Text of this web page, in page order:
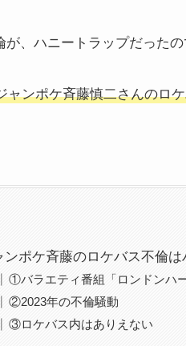
が、ハニートラップだった
ャンポケ斉藤慎二さんのロ
ンポケ斉藤のロケバス不倫
①バラエティ番組「ロンドンハ
②2023年の不倫騒動
③ロケバス内はありえない